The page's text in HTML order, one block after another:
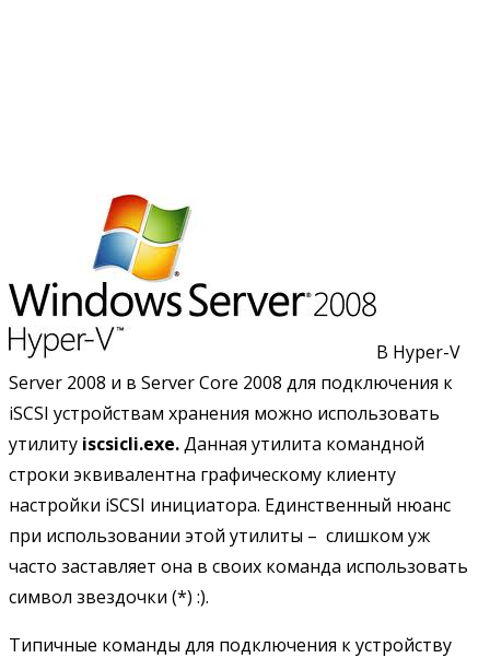
В Hyper-V
Server 2008 и в Server Core 2008 для подключения к
iSCSI устройствам хранения можно использовать
утилиту iscsicli.exe.Данная утилита командной
строки эквивалентна графическому клиенту
настройки iSCSI инициатора. Единственный нюанс
при использовании этой утилиты – слишком уж
часто заставляет она в своих команда использовать
символ звездочки (*) :).
Типичные команды для подключения к устройству